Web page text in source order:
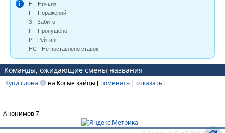
Н - Ничьих
П - Поражений
З - Забито
П - Пропущено
Р - Рейтинг
НС - Не поставлено ставок
Команды, ожидающие смены названия
Купи слона на Косые зайцы [ поменять | отказать]
Анонимов 7